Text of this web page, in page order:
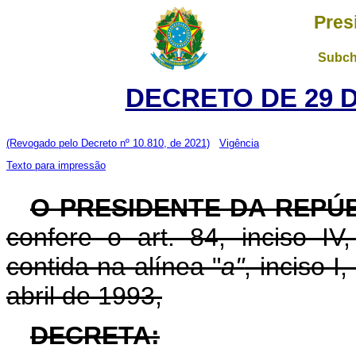
DECRETO DE 29
(Revogado pelo Decreto nº 10.810, de 2021)
Vigência
Texto para impressão
O PRESIDENTE DA
confere o art. 84, inciso
contida na alínea "a", inciso I,
abril de 1993,
DECRETA: